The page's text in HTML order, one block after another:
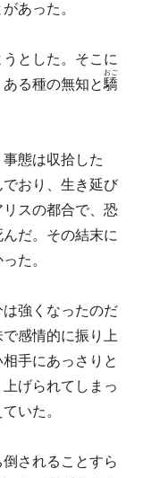
あった。
とした。そこに
る種の無知と驕
おご
態は収拾した
おり、生き延び
スの都合で、恐
だ。その結末に
た。
強くなったのだ
感情的に振り上
相手にあっさりと
げられてしまっ
いた。
されることすら